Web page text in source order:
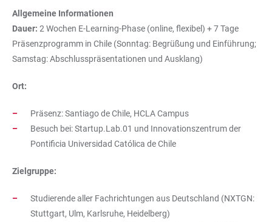
Allgemeine Informationen
Dauer: 2 Wochen E-Learning-Phase (online, flexibel) + 7 Tage
Präsenzprogramm in Chile (Sonntag: Begrüßung und Einführung;
Samstag: Abschlusspräsentationen und Ausklang)
Ort:
Präsenz: Santiago de Chile, HCLA Campus
Besuch bei: Startup.Lab.01 und Innovationszentrum der
Pontificia Universidad Católica de Chile
Zielgruppe:
Studierende aller Fachrichtungen aus Deutschland (NXTGN:
Stuttgart, Ulm, Karlsruhe, Heidelberg)